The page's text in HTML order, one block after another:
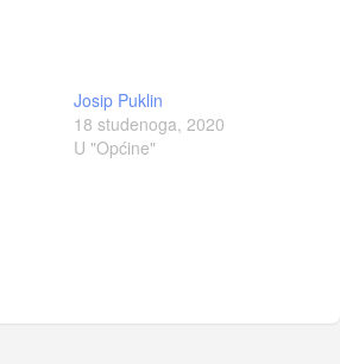
Josip Puklin
18 studenoga, 2020
U "Općine"